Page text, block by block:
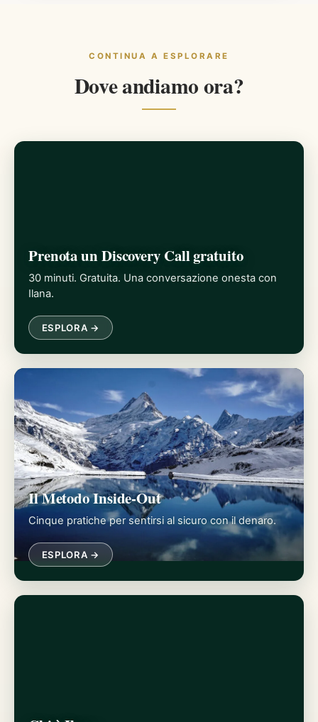
CONTINUA A ESPLORARE
Dove andiamo ora?
Prenota un Discovery Call gratuito
30 minuti. Gratuita. Una conversazione onesta con
Ilana.
ESPLORA →
Il Metodo Inside-Out
Cinque pratiche per sentirsi al sicuro con il denaro.
ESPLORA →